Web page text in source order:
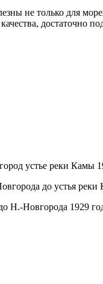
не только для
достаточно
устье реки Камы
до устья
Н.-Новгорода 1929